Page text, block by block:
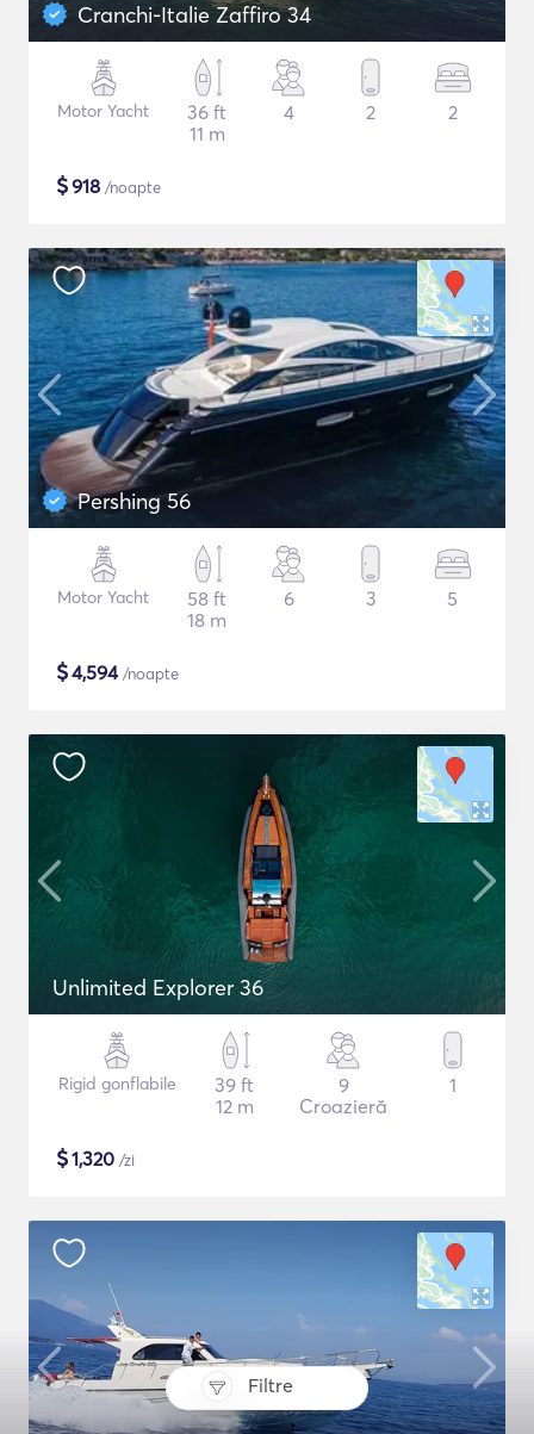
Filtre
Cranchi-Italie Zaffiro 34
Motor Yacht
36 ft
11 m
4 2 2
$918 /noapte
Pershing 56
Motor Yacht
58 ft
18 m
6 3 5
$4,594/noapte
Unlimited Explorer 36
Rigid gonflabile
39 ft
12 m
9
Croazieră
1
$1,320 /zi